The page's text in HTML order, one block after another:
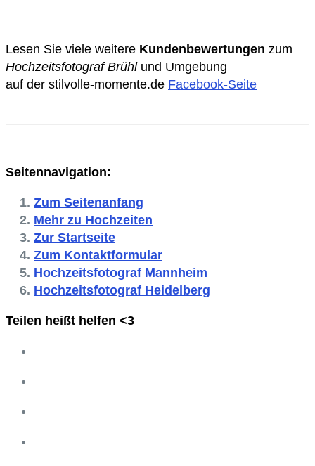
Lesen Sie viele weitere Kundenbewertungen zum
Hochzeitsfotograf Brühlund Umgebung
auf der stilvolle-momente.de Facebook-Seite
Seitennavigation:
Zum Seitenanfang
Mehr zu Hochzeiten
Zur Startseite
Zum Kontaktformular
Hochzeitsfotograf Mannheim
Hochzeitsfotograf Heidelberg
Teilen heißt helfen <3